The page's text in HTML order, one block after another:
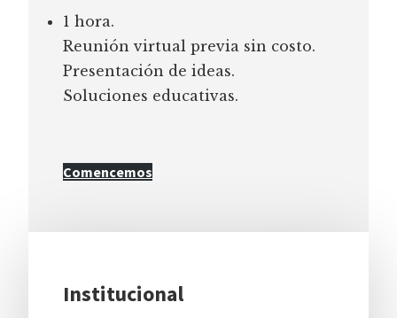
1 hora.
Reunión virtual previa sin costo.
Presentación de ideas.
Soluciones educativas.
Comencemos
Institucional